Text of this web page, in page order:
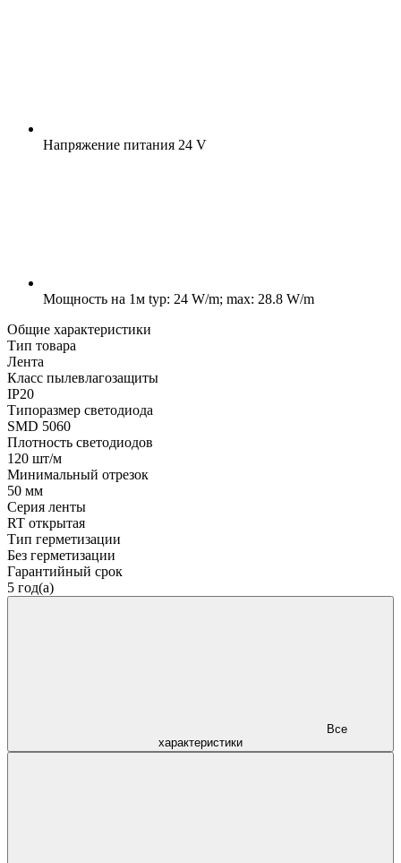
Напряжение питания 24 V
Мощность на 1м typ: 24 W/m; max: 28.8 W/m
Общие характеристики
Тип товара
Лента
Класс пылевлагозащиты
IP20
Типоразмер светодиода
SMD 5060
Плотность светодиодов
120 шт/м
Минимальный отрезок
50 мм
Серия ленты
RT открытая
Тип герметизации
Без герметизации
Гарантийный срок
5 год(а)
характеристики